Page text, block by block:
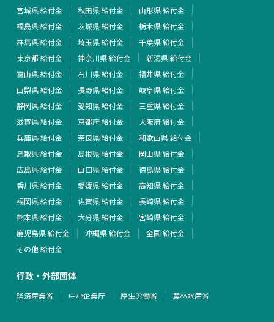
宮城県 給付金
秋田県 給付金
山形県 給付金
福島県 給付金
茨城県 給付金
栃木県 給付金
群馬県 給付金
埼玉県 給付金
千葉県 給付金
東京都 給付金
神奈川県 給付金
新潟県 給付金
富山県 給付金
石川県 給付金
福井県 給付金
山梨県 給付金
長野県 給付金
岐阜県 給付金
静岡県 給付金
愛知県 給付金
三重県 給付金
滋賀県 給付金
京都府 給付金
大阪府 給付金
兵庫県 給付金
奈良県 給付金
和歌山県 給付金
鳥取県 給付金
島根県 給付金
岡山県 給付金
広島県 給付金
山口県 給付金
徳島県 給付金
香川県 給付金
愛媛県 給付金
高知県 給付金
福岡県 給付金
佐賀県 給付金
長崎県 給付金
熊本県 給付金
大分県 給付金
宮崎県 給付金
鹿児島県 給付金
沖縄県 給付金
全国 給付金
その他 給付金
行政・外部団体
経済産業省 中小企業庁 厚生労働省 農林水産省